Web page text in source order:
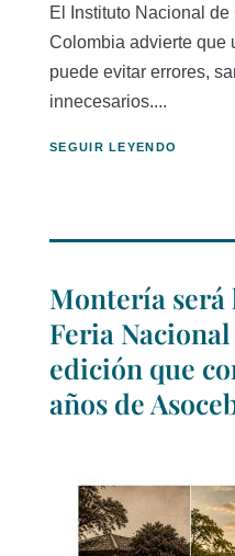
El Instituto Nacional
Colombia advierte que
puede evitar errores,
innecesarios....
SEGUIR LEYENDO
Montería será
Feria
edición que
años de